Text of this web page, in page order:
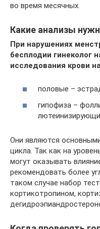
во время месячных.
Какие анализы
При нарушениях
бесплодии гинеколог
исследования крови
половые –
гипофиза –
Они являются
цикла. Так как на
могут оказывать
рекомендовать более
таком случае набор
кортикотропином,